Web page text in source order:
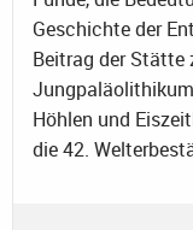
Geschichte der
Beitrag der Stätte
Höhlen und
die 42.